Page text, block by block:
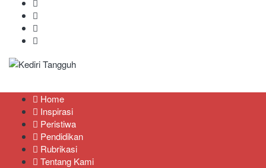
Home
Inspirasi
Peristiwa
Pendidikan
Rubrikasi
Tentang Kami